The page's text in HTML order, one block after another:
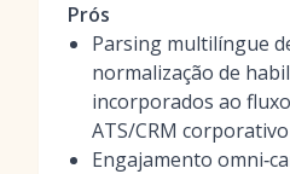
Prós
Parsing multilíngue
normalização de
incorporados ao
ATS/CRM corporativo
Engajamento